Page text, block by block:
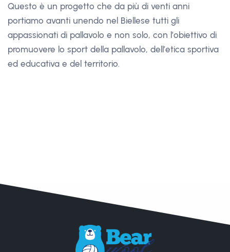
Questo è un progetto che da più di venti anni
portiamo avanti unendo nel Biellese tutti gli
appassionati di pallavolo e non solo, con l’obiettivo di
promuovere lo sport della pallavolo, dell’etica sportiva
ed educativa e del territorio.